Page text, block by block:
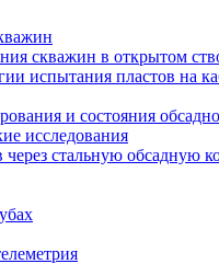
скважин в открытом
испытания пластов на
и состояния
исследования
стальную обсадную